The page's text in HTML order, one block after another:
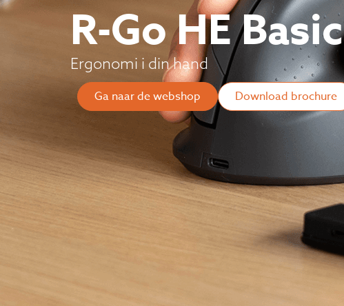
R-Go HE Basic
Ergonomi i din hand
Ga naar de webshop Download brochure